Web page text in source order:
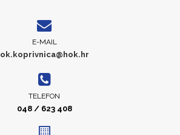
E-MAIL
ok.koprivnica@hok.hr
TELEFON
048 / 623 408